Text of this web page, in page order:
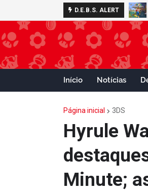
D.E.B.S. ALERT
Início Notícias
Página inicial 3DS
Hyrule
Minute;